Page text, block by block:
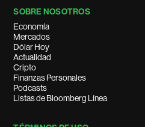
SOBRE NOSOTROS
Economía
Mercados
Dólar Hoy
Actualidad
Cripto
Finanzas Personales
Podcasts
Listas de Bloomberg Línea